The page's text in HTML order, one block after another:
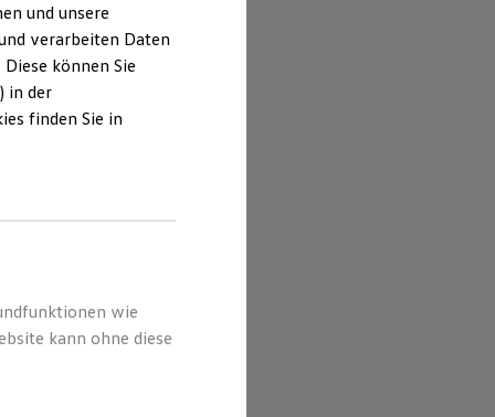
und unsere
verarbeiten Daten
können Sie
in der
finden Sie in
wie
kann ohne diese